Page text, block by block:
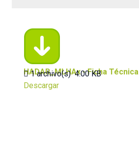
HADAR_MLHAx - Ficha Técnica
1 archivo(s)4.00 KB
Descargar